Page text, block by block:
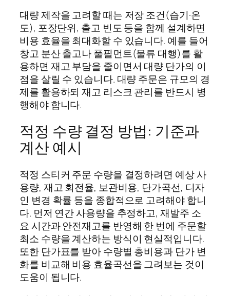
대량 제작을 고려할 때는 저장 조건(습기·온
도), 포장단위, 출고 빈도 등을 함께 설계하면
비용 효율을 최대화할 수 있습니다. 예를 들어
창고 분산 출고나 풀필먼트(물류 대행)를 활
용하면 재고 부담을 줄이면서 대량 단가의 이
점을 살릴 수 있습니다. 대량 주문은 규모의 경
제를 활용하되 재고 리스크 관리를 반드시 병
행해야 합니다.
적정 수량 결정 방법: 기준과
계산 예시
적정 스티커 주문 수량을 결정하려면 예상 사
용량, 재고 회전율, 보관비용, 단가곡선, 디자
인 변경 확률 등을 종합적으로 고려해야 합니
다. 먼저 연간 사용량을 추정하고, 재발주 소
요 시간과 안전재고를 반영해 한 번에 주문할
최소 수량을 계산하는 방식이 현실적입니다.
또한 단가표를 받아 수량별 총비용과 단가 변
화를 비교해 비용 효율곡선을 그려보는 것이
도움이 됩니다.